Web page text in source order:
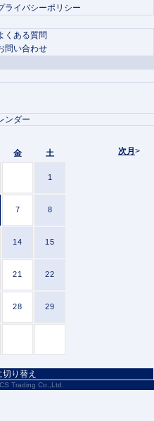
ライバシーポリシー
くある質問
問い合わせ
次月>
ンダー
金 土
1
7 8
14 15
21 22
28 29
り替え
Trading Co.,Ltd.